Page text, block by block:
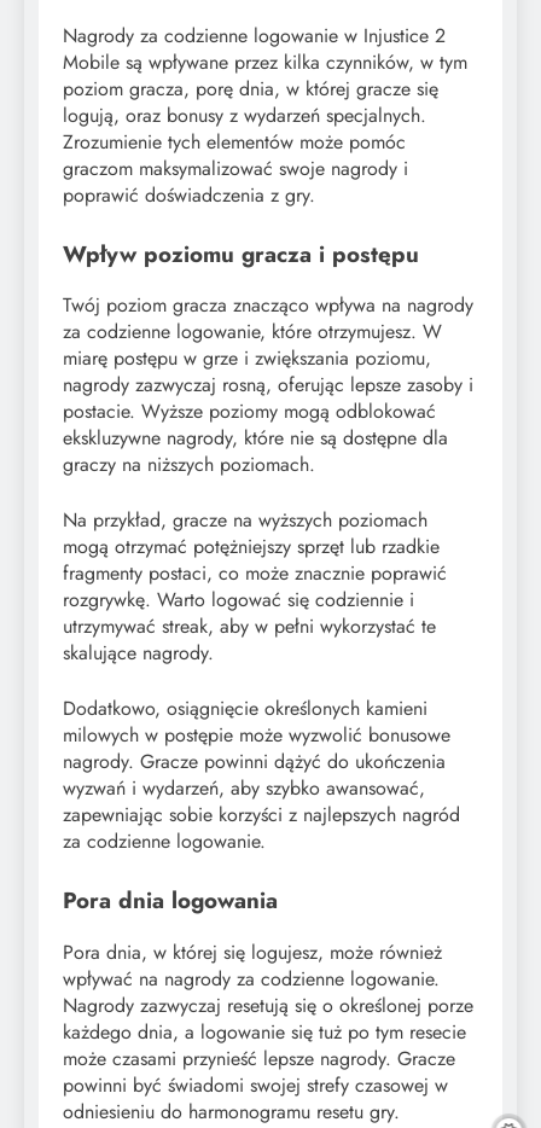
Nagrody za codzienne logowanie w Injustice 2
Mobile są wpływane przez kilka czynników, w tym
poziom gracza, porę dnia, w której gracze się
logują, oraz bonusy z wydarzeń specjalnych.
Zrozumienie tych elementów może pomóc
graczom maksymalizować swoje nagrody i
poprawić doświadczenia z gry.
Wpływ poziomu gracza i postępu
Twój poziom gracza znacząco wpływa na nagrody
za codzienne logowanie, które otrzymujesz. W
miarę postępu w grze i zwiększania poziomu,
nagrody zazwyczaj rosną, oferując lepsze zasoby i
postacie. Wyższe poziomy mogą odblokować
ekskluzywne nagrody, które nie są dostępne dla
graczy na niższych poziomach.
Na przykład, gracze na wyższych poziomach
mogą otrzymać potężniejszy sprzęt lub rzadkie
fragmenty postaci, co może znacznie poprawić
rozgrywkę. Warto logować się codziennie i
utrzymywać streak, aby w pełni wykorzystać te
skalujące nagrody.
Dodatkowo, osiągnięcie określonych kamieni
milowych w postępie może wyzwolić bonusowe
nagrody. Gracze powinni dążyć do ukończenia
wyzwań i wydarzeń, aby szybko awansować,
zapewniając sobie korzyści z najlepszych nagród
za codzienne logowanie.
Pora dnia logowania
Pora dnia, w której się logujesz, może również
wpływać na nagrody za codzienne logowanie.
Nagrody zazwyczaj resetują się o określonej porze
każdego dnia, a logowanie się tuż po tym resecie
może czasami przynieść lepsze nagrody. Gracze
powinni być świadomi swojej strefy czasowej w
odniesieniu do harmonogramu resetu gry.